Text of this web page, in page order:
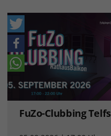
FuZo-Clubbing Telfs